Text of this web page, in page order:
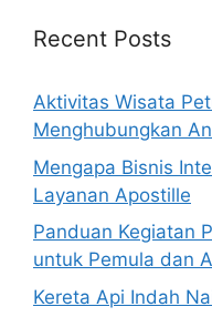
Recent Posts
Aktivitas Wisata
Menghubungkan
Mengapa Bisnis
Layanan Apostille
Panduan Kegiatan
untuk Pemula dan
Kereta Api Indah